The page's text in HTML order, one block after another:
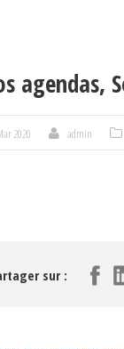
agendas,
2020 admin
sur :